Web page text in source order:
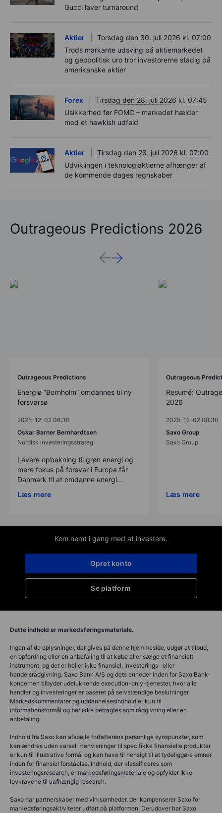
Gucci laver turnaround
Aktier
Torsdag den 30. juli 2026 kl. 07:00
Trods markante udsving på aktiemarkedet
og geopolitisk uro tror investorerne stadig på
amerikanske aktier
Forex
Tirsdag den 28. juli 2026 kl. 07:45
Usikkerhed før FOMC – markedet hælder
mod et hawkish udfald
Aktier
Tirsdag den 28. juli 2026 kl. 07:00
Udviklingen i teknologiaktierne afhænger af
de kommende dages regnskaber
Outrageous Predictions 2026
Outrageous Predictions
Energiø ”Bornholm” omdannes til ny
forsvarsø
2025-12-02 08:30
Oskar Barner Bernhardtsen
Nordisk investeringsstrateg
Lavere opbakning til grøn energi og
mere fokus på forsvar i Europa får
Danmark til at omdanne energi...
Læs mere
Outrageous
Resumé:
2026
2025-12-02 08:30
Saxo Group
Saxo Group
Læs mere
Kom nemt i gang med at investere.
Se platform
Opret konto
Dette indhold er markedsføringsmateriale.
Ingen af de oplysninger, der gives på denne hjemmeside, udgør et tilbud,
en opfordring eller en anbefaling til at købe eller sælge et finansielt
instrument, og det er heller ikke finansiel, investerings- eller
handelsrådgivning. Saxo Bank A/S og dets enheder inden for Saxo Bank-
koncernen tilbyder udelukkende execution-only-tjenester, hvor alle
handler og investeringer er baseret på selvstændige beslutninger.
Markedskommentarer og uddannelsesindhold er kun til
informationsformål og bør ikke betragtes som rådgivning eller en
anbefaling.
Indhold fra Saxo kan afspejle forfatterens personlige synspunkter, som
kan ændres uden varsel. Henvisninger til specifikke finansielle produkter
er kun til illustrative formål og kan have til hensigt til at tydeliggøre emner
inden for finansiel forståelse. Indhold, der klassificeres som
investeringsresearch, er markedsføringsmateriale og opfylder ikke
lovkravene til uafhængig research.
Saxo har partnerskaber med virksomheder, der kompenserer Saxo for
markedsføringsaktiviteter udført på platformen. Derudover har Saxo